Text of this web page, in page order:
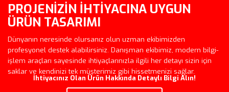
PROJENİZİN İHTİYACINA UYGUN
ÜRÜN TASARIMI
Dünyanın neresinde olursanız olun uzman ekibimizden
profesyonel destek alabilirsiniz. Danışman ekibimiz, modern bilgi-
işlem araçları sayesinde ihtiyaçlarınızla ilgili her detayı sizin için
saklar ve kendinizi tek müşterimiz gibi hissetmenizi sağlar.
İhtiyacınız Olan Ürün Hakkında Detaylı Bilgi Alın!